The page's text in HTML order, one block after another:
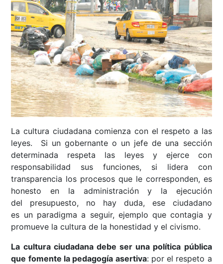
La cultura ciudadana comienza con el respeto a las
leyes. Si un gobernante o un jefe de una sección
determinada respeta las leyes y ejerce con
responsabilidad sus funciones, si lidera con
transparencia los procesos que le corresponden, es
honesto en la administración y la ejecución
del presupuesto, no hay duda, ese ciudadano
es un paradigma a seguir, ejemplo que contagia y
promueve la cultura de la honestidad y el civismo.
La cultura ciudadana debe ser una política pública
que fomente la pedagogía asertiva: por el respeto a